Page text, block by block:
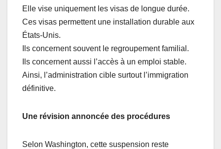
Elle vise uniquement les visas de longue durée.
Ces visas permettent une installation durable aux
États-Unis.
Ils concernent souvent le regroupement familial.
Ils concernent aussi l’accès à un emploi stable.
Ainsi, l’administration cible surtout l’immigration
définitive.
Une révision annoncée des procédures
Selon Washington, cette suspension reste